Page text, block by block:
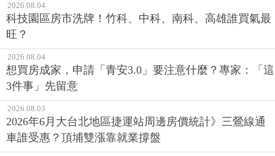
2026.08.04
科技園區房市洗牌！竹科、中科、南科、高雄誰買氣最
旺？
2026.08.04
想買房成家，申請「青安3.0」要注意什麼？專家：「這
3件事」先留意
2026.08.03
2026年6月大台北地區捷運站周邊房價統計》三鶯線通
車誰受惠？頂埔雙漲靠就業撐盤